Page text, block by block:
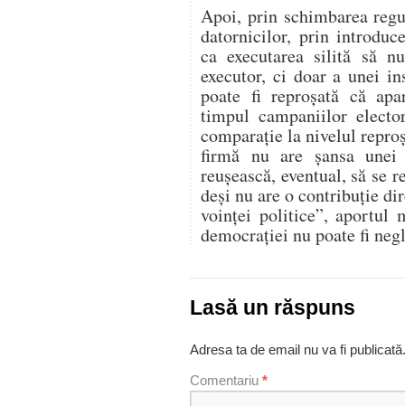
Apoi, prin schimbarea
datornicilor, prin
ca executarea silită să
executor, ci doar a unei
poate fi reproșată că
timpul campaniilor
comparație la nivelul
firmă nu are șansa
reușească, eventual, să se
deși nu are o contribuție
voinţei politice”, aportul
democrației nu poate fi
Lasă un răspuns
Adresa ta de email nu va fi publicată.
Comentariu *